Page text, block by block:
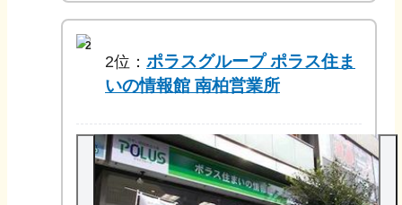
2
2位： ポラスグループ ポラス住ま
いの情報館 南柏営業所